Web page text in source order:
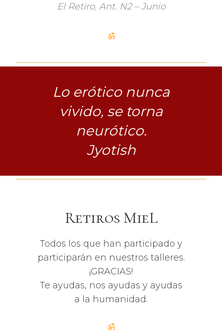
El Retiro, Ant. N2 – Junio
ॐ
Lo erótico nunca
vivido, se torna
neurótico.
Jyotish
Retiros MieL
Todos los que han participado y
participarán en nuestros talleres.
¡GRACIAS!
Te ayudas, nos ayudas y ayudas
a la humanidad.
ॐ